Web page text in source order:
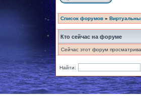
Список форумов »
Кто сейчас на форуме
Сейчас этот форум
Найти: